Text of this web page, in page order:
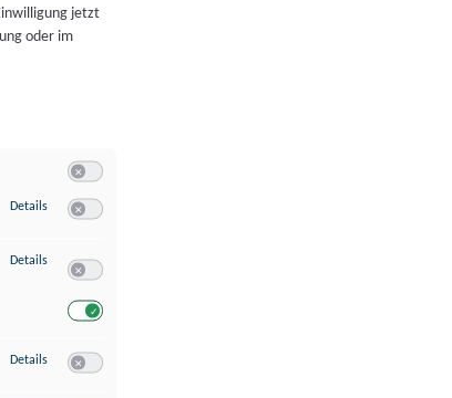
jetzt
oder im
Details zu Speichern von oder Zugriff auf Informationen auf einem Endgerät
Details zu Verwendung reduzierter Daten zur Auswahl von Werbeanzeigen
Details zu Erstellung von Profilen für personalisierte Werbung